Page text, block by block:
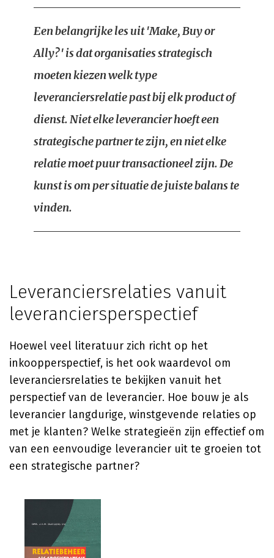
Een belangrijke les uit 'Make, Buy or
Ally?' is dat organisaties strategisch
moeten kiezen welk type
leveranciersrelatie past bij elk product of
dienst. Niet elke leverancier hoeft een
strategische partner te zijn, en niet elke
relatie moet puur transactioneel zijn. De
kunst is om per situatie de juiste balans te
vinden.
Leveranciersrelaties vanuit
leveranciersperspectief
Hoewel veel literatuur zich richt op het
inkoopperspectief, is het ook waardevol om
leveranciersrelaties te bekijken vanuit het
perspectief van de leverancier. Hoe bouw je als
leverancier langdurige, winstgevende relaties op
met je klanten? Welke strategieën zijn effectief om
van een eenvoudige leverancier uit te groeien tot
een strategische partner?